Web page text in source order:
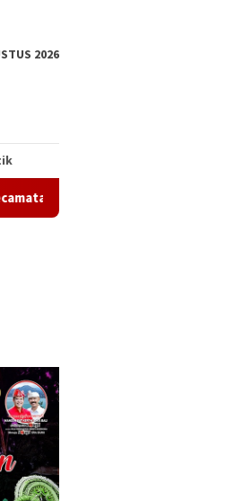
2026
Berlandaskan Kasih Sayang